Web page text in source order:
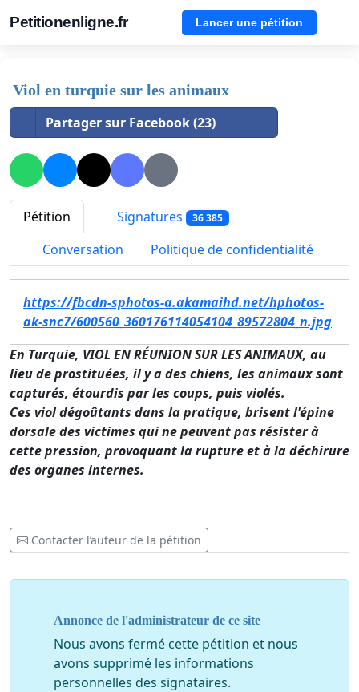
Petitionenligne.fr Lancer une pétition
Viol en turquie sur les animaux
Partager sur Facebook (23)
Pétition Signatures 36 385
Conversation Politique de confidentialité
https://fbcdn-sphotos-a.akamaihd.net/hphotos-
ak-snc7/600560_360176114054104_89572804_n.jpg
En Turquie, VIOL EN RÉUNION SUR LES ANIMAUX, au
lieu de prostituées, il y a des chiens, les animaux sont
capturés, étourdis par les coups, puis violés.
Ces viol dégoûtants dans la pratique, brisent l'épine
dorsale des victimes qui ne peuvent pas résister à
cette pression, provoquant la rupture et à la déchirure
des organes internes.
Contacter l’auteur de la pétition
Annonce de l'administrateur de ce site
Nous avons fermé cette pétition et nous
avons supprimé les informations
personnelles des signataires.